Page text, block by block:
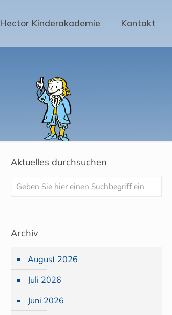
Hector Kinderakademie Kontakt
Aktuelles durchsuchen
Archiv
August 2026
Juli 2026
Juni 2026